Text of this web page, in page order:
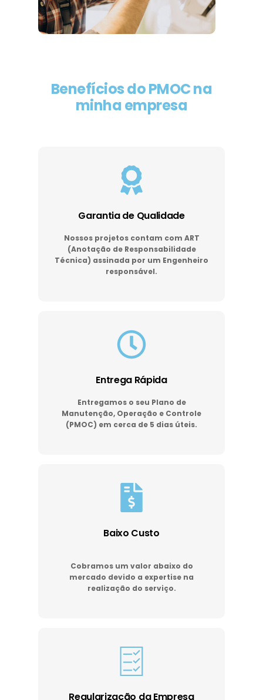
Benefícios do PMOC na
minha empresa
Garantia de Qualidade
Nossos projetos contam com ART
(Anotação de Responsabilidade
Técnica) assinada por um Engenheiro
responsável.
Entrega Rápida
Entregamos o seu Plano de
Manutenção, Operação e Controle
(PMOC) em cerca de 5 dias úteis.
Baixo Custo
Cobramos um valor abaixo do
mercado devido a expertise na
realização do serviço.
Regularização da Empresa